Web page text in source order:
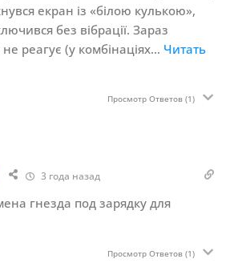
екран із «білою кулькою»,
без вібрації. Зараз
реагує (у комбінаціях… Читать
Просмотр Ответов(1)
3 года назад
гнезда под зарядку для
Просмотр Ответов(1)